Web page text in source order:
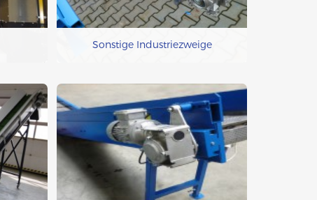
Sonstige Industriezweige